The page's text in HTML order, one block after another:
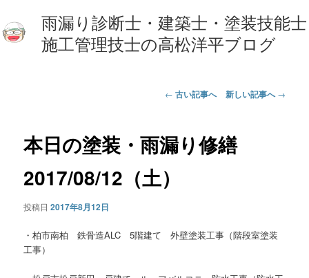
雨漏り診断士・建築士・塗装技能士
施工管理技士の高松洋平ブログ
投
ビ
ゲ
シ
← 古い記事へ 新しい記事へ→
本日の塗装・雨漏り修繕
2017/08/12（土）
投稿日2017年8月12日
・柏市南柏 鉄骨造ALC 5階建て 外壁塗装工事（階段室塗装
工事）